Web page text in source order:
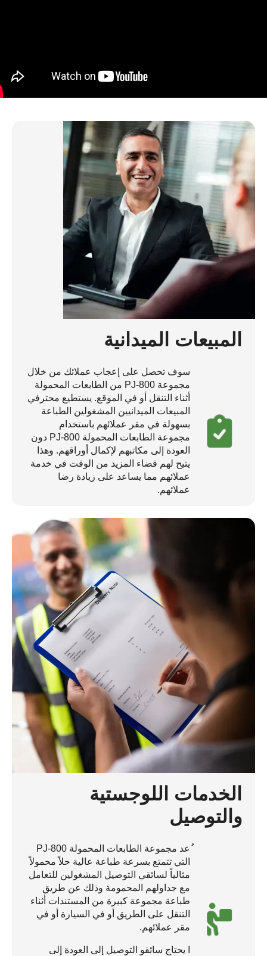
المبيعات الميدانية
سوف تحصل على إعجاب عملائك من خلال
مجموعة PJ-800 من الطابعات المحمولة
أثناء التنقل أو في الموقع. يستطيع محترفي
المبيعات الميدانيين المشغولين الطباعة
بسهولة في مقر عملائهم باستخدام
مجموعة الطابعات المحمولة PJ-800 دون
العودة إلى مكاتبهم لإكمال أوراقهم. وهذا
يتيح لهم قضاء المزيد من الوقت في خدمة
عملائهم مما يساعد على زيادة رضا
عملائهم.
الخدمات اللوجستية
والتوصيل
ُعد مجموعة الطابعات المحمولة PJ-800
التي تتمتع بسرعة طباعة عالية حلاً محمولاً
مثالياً لسائقي التوصيل المشغولين للتعامل
مع جداولهم المحمومة وذلك عن طريق
طباعة مجموعة كبيرة من المستندات أثناء
التنقل على الطريق أو في السيارة أو في
مقر عملائهم.
ا يحتاج سائقو التوصيل إلى العودة إلى